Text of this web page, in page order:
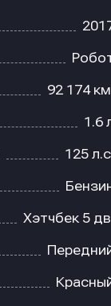
92 174
1.6
125
Хэтчбек 5